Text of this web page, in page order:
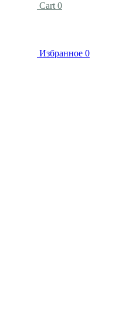
Cart 0
Избранное 0